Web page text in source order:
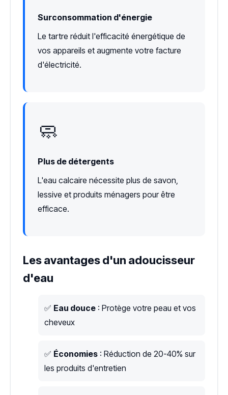
Surconsommation d'énergie
Le tartre réduit l'efficacité énergétique de
vos appareils et augmente votre facture
d'électricité.
🧼
Plus de détergents
L'eau calcaire nécessite plus de savon,
lessive et produits ménagers pour être
efficace.
Les avantages d'un adoucisseur
d'eau
✅ Eau douce : Protège votre peau et vos
cheveux
✅ Économies : Réduction de 20-40% sur
les produits d'entretien